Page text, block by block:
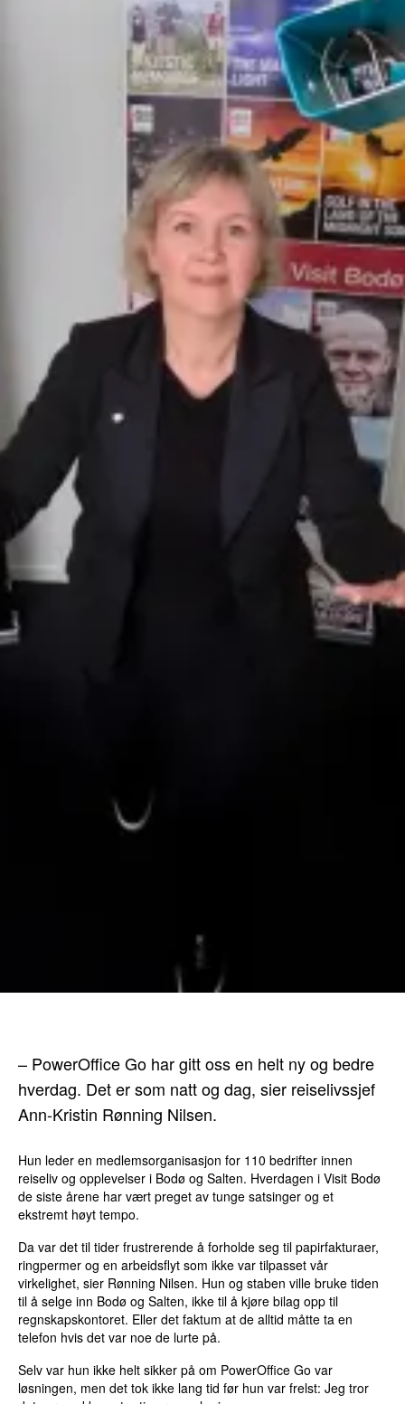
– PowerOffice Go har gitt oss en helt ny og bedre
hverdag. Det er som natt og dag, sier reiselivssjef
Ann-Kristin Rønning Nilsen.
Hun leder en medlemsorganisasjon for 110 bedrifter innen
reiseliv og opplevelser i Bodø og Salten. Hverdagen i Visit Bodø
de siste årene har vært preget av tunge satsinger og et
ekstremt høyt tempo.
Da var det til tider frustrerende å forholde seg til papirfakturaer,
ringpermer og en arbeidsflyt som ikke var tilpasset vår
virkelighet, sier Rønning Nilsen. Hun og staben ville bruke tiden
til å selge inn Bodø og Salten, ikke til å kjøre bilag opp til
regnskapskontoret. Eller det faktum at de alltid måtte ta en
telefon hvis det var noe de lurte på.
Selv var hun ikke helt sikker på om PowerOffice Go var
løsningen, men det tok ikke lang tid før hun var frelst: Jeg tror